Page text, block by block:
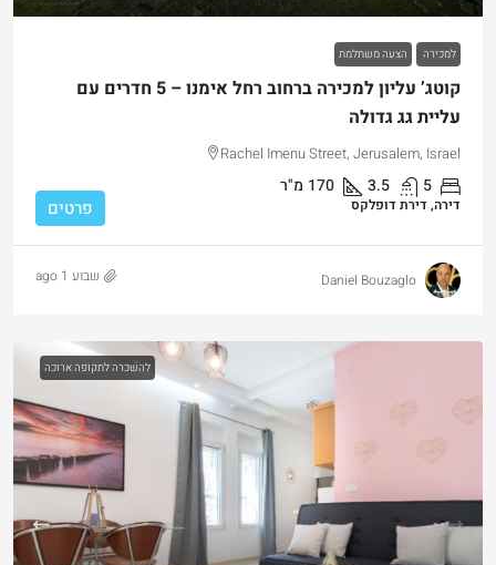
למכירה הצעה משתלמת
קוטג’ עליון למכירה ברחוב רחל אימנו – 5 חדרים עם
עליית גג גדולה
Rachel Imenu Street, Jerusalem, Israel
5
3.5
170 מ"ר
דירה, דירת דופלקס פרטים
Daniel Bouzaglo שבוע 1 ago
להשכרה לתקופה ארוכה